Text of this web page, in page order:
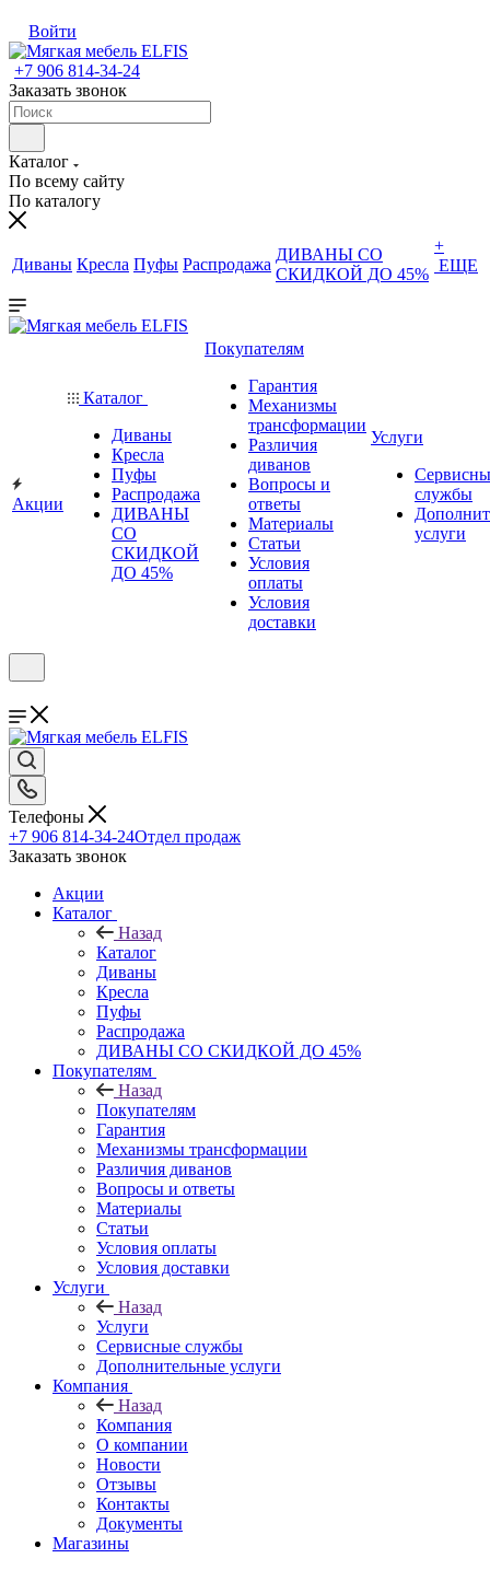
Войти
+7 906 814-34-24
Заказать звонок
Каталог
По всему сайту
По каталогу
Диваны Кресла Пуфы Распродажа
ДИВАНЫ СО
СКИДКОЙ ДО 45%
+
ЕЩЕ
Акции
Каталог
Диваны
Кресла
Пуфы
Распродажа
ДИВАНЫ
СО
СКИДКОЙ
ДО 45%
Покупателям
Гарантия
Механизмы
трансформации
Различия
диванов
Вопросы и
ответы
Материалы
Статьи
Условия
оплаты
Условия
доставки
Услуги
службы
услуги
Телефоны
+7 906 814-34-24Отдел продаж
Заказать звонок
Акции
Каталог
Назад
Каталог
Диваны
Кресла
Пуфы
Распродажа
ДИВАНЫ СО СКИДКОЙ ДО 45%
Покупателям
Назад
Покупателям
Гарантия
Механизмы трансформации
Различия диванов
Вопросы и ответы
Материалы
Статьи
Условия оплаты
Условия доставки
Услуги
Назад
Услуги
Сервисные службы
Дополнительные услуги
Компания
Назад
Компания
О компании
Новости
Отзывы
Контакты
Документы
Магазины